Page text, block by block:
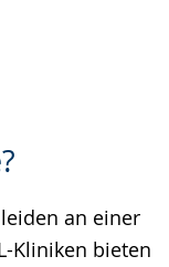
an einer
Kliniken bieten